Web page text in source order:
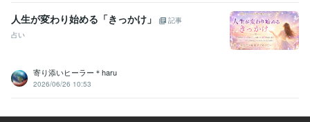
人生が変わり始める「きっかけ」
記事
占い
寄り添いヒーラー＊haru
2026/06/26 10:53